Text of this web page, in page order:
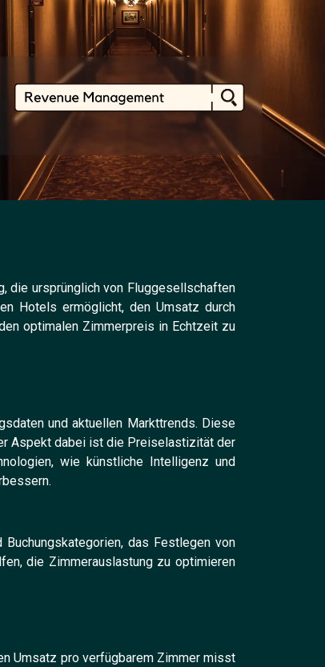
die ursprünglich von Fluggesellschaften
Hotels ermöglicht, den Umsatz durch
optimalen Zimmerpreis in Echtzeit zu
und aktuellen Markttrends. Diese
Aspekt dabei ist die Preiselastizität der
wie künstliche Intelligenz und
das Festlegen von
die Zimmerauslastung zu optimieren
Umsatz pro verfügbarem Zimmer misst